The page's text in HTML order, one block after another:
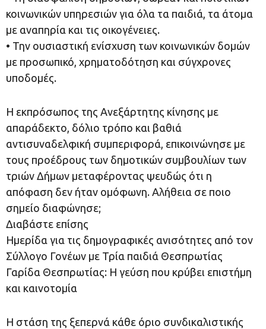
κοινωνικών υπηρεσιών για όλα τα παιδιά, τα άτομα
με αναπηρία και τις οικογένειες.
• Την ουσιαστική ενίσχυση των κοινωνικών δομών
με προσωπικό, χρηματοδότηση και σύγχρονες
υποδομές.
Η εκπρόσωπος της Ανεξάρτητης κίνησης με
απαράδεκτο, δόλιο τρόπο και βαθιά
αντισυναδελφική συμπεριφορά, επικοινώνησε με
τους προέδρους των δημοτικών συμβουλίων των
τριών Δήμων μεταφέροντας ψευδώς ότι η
απόφαση δεν ήταν ομόφωνη. Αλήθεια σε ποιο
σημείο διαφώνησε;
Διαβάστε επίσης
Ημερίδα για τις δημογραφικές ανισότητες από τον
Σύλλογο Γονέων με Τρία παιδιά Θεσπρωτίας
Γαρίδα Θεσπρωτίας: Η γεύση που κρύβει επιστήμη
και καινοτομία
Η στάση της ξεπερνά κάθε όριο συνδικαλιστικής